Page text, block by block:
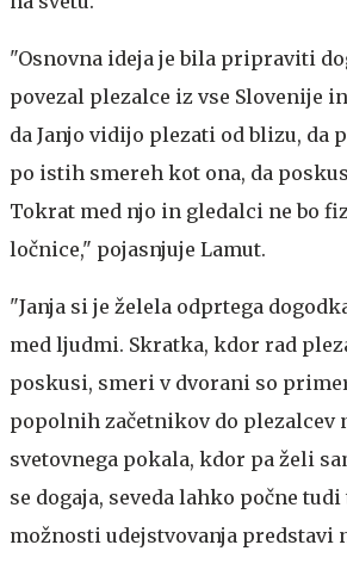
"Osnovna ideja je bila pripraviti
povezal plezalce iz vse Slovenije
da Janjo vidijo plezati od blizu, da
po istih smereh kot ona, da
Tokrat med njo in gledalci ne bo
ločnice," pojasnjuje Lamut.
"Janja si je želela odprtega
med ljudmi. Skratka, kdor rad
poskusi, smeri v dvorani so
popolnih začetnikov do plezalcev
svetovnega pokala, kdor pa želi
se dogaja, seveda lahko počne
možnosti udejstvovanja predstavi